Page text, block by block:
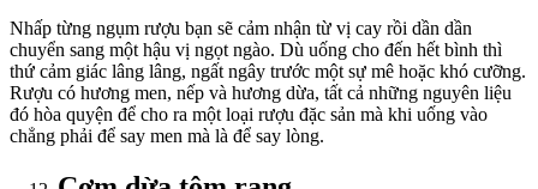
Nhấp từng ngụm rượu bạn sẽ cảm nhận từ vị cay rồi dần dần
chuyển sang một hậu vị ngọt ngào. Dù uống cho đến hết bình thì
thứ cảm giác lâng lâng, ngất ngây trước một sự mê hoặc khó cưỡng.
Rượu có hương men, nếp và hương dừa, tất cả những nguyên liệu
đó hòa quyện để cho ra một loại rượu đặc sản mà khi uống vào
chẳng phải để say men mà là để say lòng.